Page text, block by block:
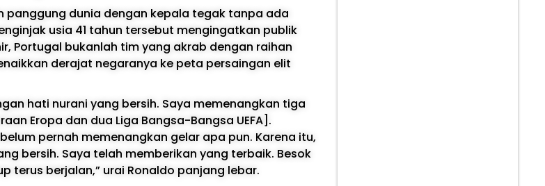
panggung dunia dengan kepala tegak tanpa ada
usia 41 tahun tersebut mengingatkan publik
Portugal bukanlah tim yang akrab dengan raihan
derajat negaranya ke peta persaingan elit
hati nurani yang bersih. Saya memenangkan tiga
Eropa dan dua Liga Bangsa-Bangsa UEFA].
pernah memenangkan gelar apa pun. Karena itu,
bersih. Saya telah memberikan yang terbaik. Besok
terus berjalan,” urai Ronaldo panjang lebar.